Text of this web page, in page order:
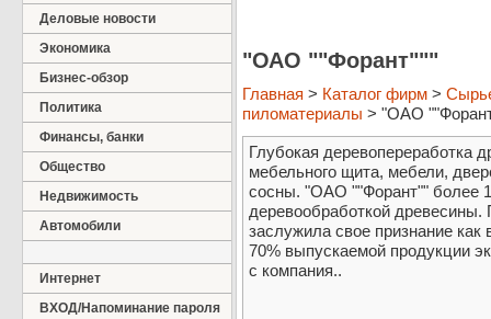
Деловые новости
Экономика
Бизнес-обзор
Политика
Финансы, банки
Общество
Недвижимость
Автомобили
Интернет
ВХОД/Напоминание пароля
"ОАО ""Форант"""
Главная > Каталог фирм >
пиломатериалы > "ОАО
Глубокая деревопереработка
мебельного щита, мебели,
сосны. "ОАО ""Форант"" более
деревообработкой
заслужила свое признание
70% выпускаемой продукции
с компания..